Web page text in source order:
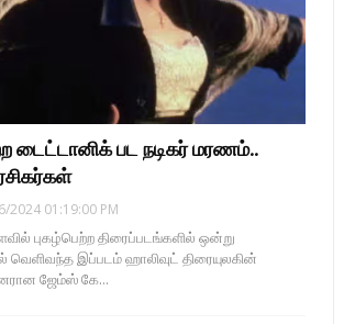
டைட்டானிக் பட நடிகர் மரணம்..
2024 01:19:00 PM
புகழ்பெற்ற திரைப்படங்களில் ஒன்று
வெளிவந்த இப்படம் ஹாலிவுட் திரையுலகின்
ஜேம்ஸ் கே...